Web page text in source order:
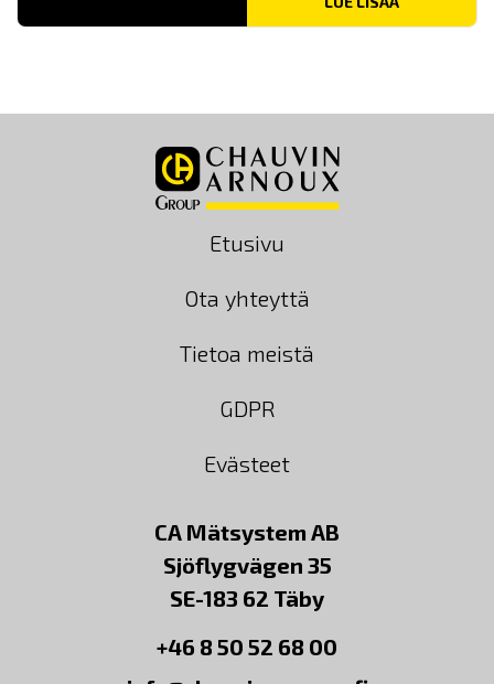
Etusivu
Ota yhteyttä
Tietoa meistä
GDPR
Evästeet
CA Mätsystem AB
Sjöflygvägen 35
SE-183 62 Täby
+46 8 50 52 68 00